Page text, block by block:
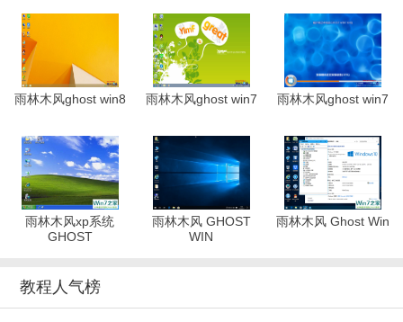
雨林木风ghost win8 雨林木风ghost win7 雨林木风ghost win7
雨林木风xp系统
GHOST
雨林木风 GHOST
WIN
雨林木风 Ghost Win
教程人气榜